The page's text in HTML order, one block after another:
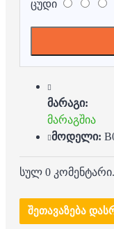
ცუდი
მარაგი:
მარაგშია
მოდელი:
სულ 0 კომენტარი.
ᲨᲔᲗᲐᲕᲐᲖᲔᲑᲐ